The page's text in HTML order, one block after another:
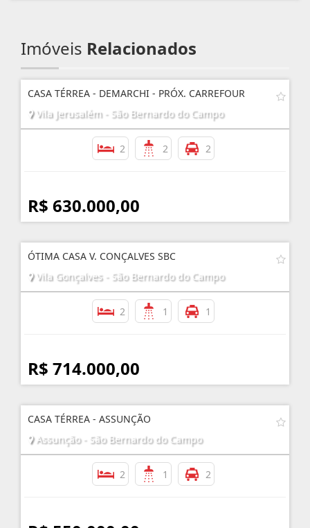
Imóveis Relacionados
CASA TÉRREA - DEMARCHI - PRÓX. CARREFOUR
Vila Jerusalém - São Bernardo do Campo
2 2 2
R$ 630.000,00
ÓTIMA CASA V. CONÇALVES SBC
Vila Gonçalves - São Bernardo do Campo
2 1 1
R$ 714.000,00
CASA TÉRREA - ASSUNÇÃO
Assunção - São Bernardo do Campo
2 1 2